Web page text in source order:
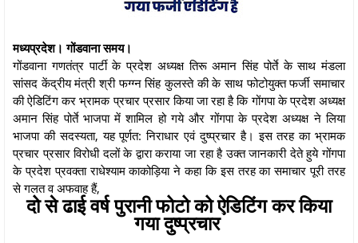
मध्यप्रदेश। गोंडवाना समय।
गोंडवाना गणतंत्र पार्टी के प्रदेश अध्यक्ष तिरू अमान सिंह पोर्ते के साथ मंडला
सांसद केंद्रीय मंत्री श्री फग्ग्न सिंह कुलस्ते की के साथ फोटोयुक्त फर्जी समाचार
की ऐडिटिंग कर भ्रामक प्रचार प्रसार किया जा रहा है कि गोंगपा के प्रदेश अध्यक्ष
अमान सिंह पोर्ते भाजपा में शामिल हो गये और गोंगपा के प्रदेश अध्यक्ष ने लिया
भाजपा की सदस्यता, यह पूर्णत: निराधार एवं दुष्प्रचार है। इस तरह का भ्रामक
प्रचार प्रसार विरोधी दलों के द्वारा कराया जा रहा है उक्त जानकारी देते हुये गोंगपा
के प्रदेश प्रवक्ता राधेश्याम काकोड़िया ने कहा कि इस तरह का समाचार पूरी तरह
से गलत व अफवाह हैं,
दो से ढाई वर्ष पुरानी फोटो को ऐडिटिंग कर किया
गया दुष्प्रचार